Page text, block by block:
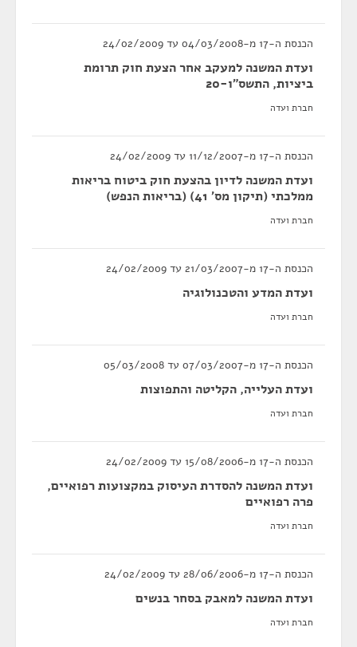
הכנסת ה-17 מ-04/03/2008 עד 24/02/2009
ועדת המשנה למעקב אחר הצעת חוק תרומת
ביציות, התשס"ו-20
חברת ועדה
הכנסת ה-17 מ-11/12/2007 עד 24/02/2009
ועדת המשנה לדיון בהצעת חוק ביטוח בריאות
ממלכתי (תיקון מס' 41) (בריאות הנפש)
חברת ועדה
הכנסת ה-17 מ-21/03/2007 עד 24/02/2009
ועדת המדע והטכנולוגיה
חברת ועדה
הכנסת ה-17 מ-07/03/2007 עד 05/03/2008
ועדת העלייה, הקליטה והתפוצות
חברת ועדה
הכנסת ה-17 מ-15/08/2006 עד 24/02/2009
ועדת המשנה להסדרת העיסוק במקצועות רפואיים,
פרה רפואיים
חברת ועדה
הכנסת ה-17 מ-28/06/2006 עד 24/02/2009
ועדת המשנה למאבק בסחר בנשים
חברת ועדה